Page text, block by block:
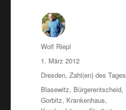
Autor
Wolf Riepl
Veröffentlicht
am
1. März 2012
Kategorien
Dresden,Zahl(en) des Tages
Schlagwörter
Blasewitz, Bürgerentscheid,
Gorbitz, Krankenhaus,